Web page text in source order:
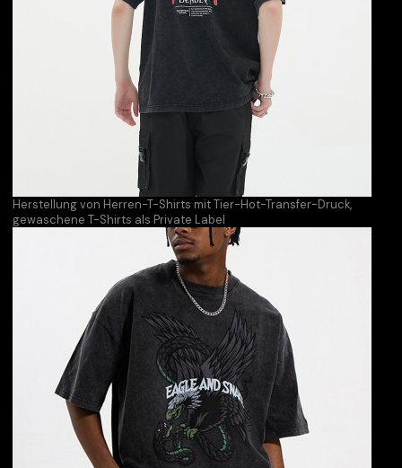
Herstellung von Herren-T-Shirts mit Tier-Hot-Transfer-Druck,
gewaschene T-Shirts als Private Label